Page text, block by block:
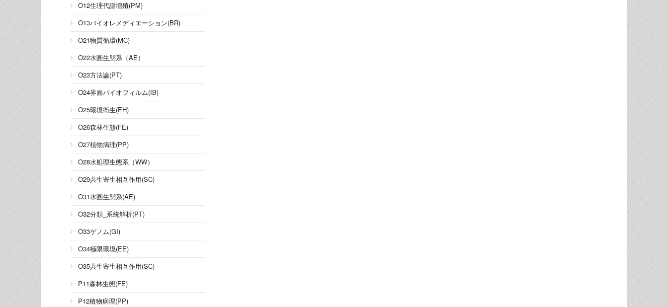
O12生理代謝増殖(PM)
O13バイオレメディエーション(BR)
O21物質循環(MC)
O22水圏生態系（AE）
O23方法論(PT)
O24界面バイオフィルム(IB)
O25環境衛生(EH)
O26森林生態(FE)
O27植物病理(PP)
O28水処理生態系（WW）
O29共生寄生相互作用(SC)
O31水圏生態系(AE)
O32分類_系統解析(PT)
O33ゲノム(GI)
O34極限環境(EE)
O35共生寄生相互作用(SC)
P11森林生態(FE)
P12植物病理(PP)